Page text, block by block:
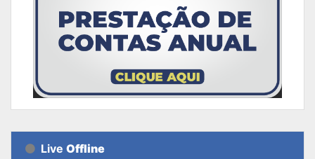
Live Offline